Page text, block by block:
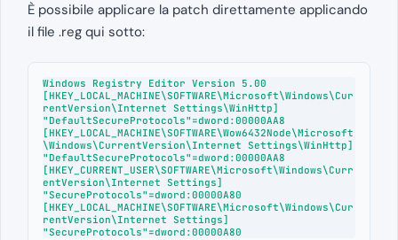
È possibile applicare la patch direttamente applicando
il file .reg qui sotto:
Windows Registry Editor Version 5.00
[HKEY_LOCAL_MACHINE\SOFTWARE\Microsoft\Windows\Cur
rentVersion\Internet Settings\WinHttp]
"DefaultSecureProtocols"=dword:00000AA8
[HKEY_LOCAL_MACHINE\SOFTWARE\Wow6432Node\Microsoft
\Windows\CurrentVersion\Internet Settings\WinHttp]
"DefaultSecureProtocols"=dword:00000AA8
[HKEY_CURRENT_USER\SOFTWARE\Microsoft\Windows\Curr
entVersion\Internet Settings]
"SecureProtocols"=dword:00000A80
[HKEY_LOCAL_MACHINE\SOFTWARE\Microsoft\Windows\Cur
rentVersion\Internet Settings]
"SecureProtocols"=dword:00000A80